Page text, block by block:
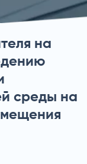
на
среды на